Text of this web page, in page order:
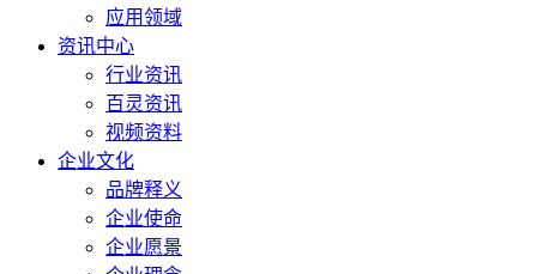
应用领域
资讯中心
行业资讯
百灵资讯
视频资料
企业文化
品牌释义
企业使命
企业愿景